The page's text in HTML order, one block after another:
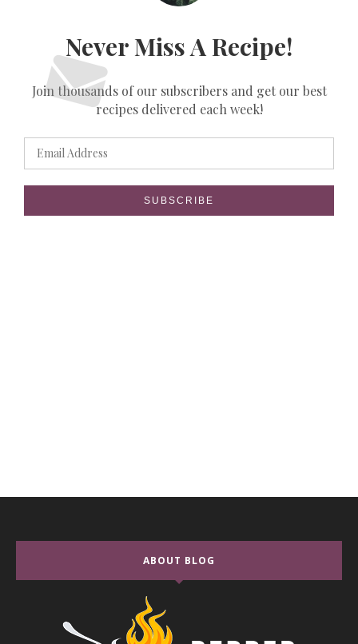
Never Miss A Recipe!
Join thousands of our subscribers and get our best
recipes delivered each week!
ABOUT BLOG